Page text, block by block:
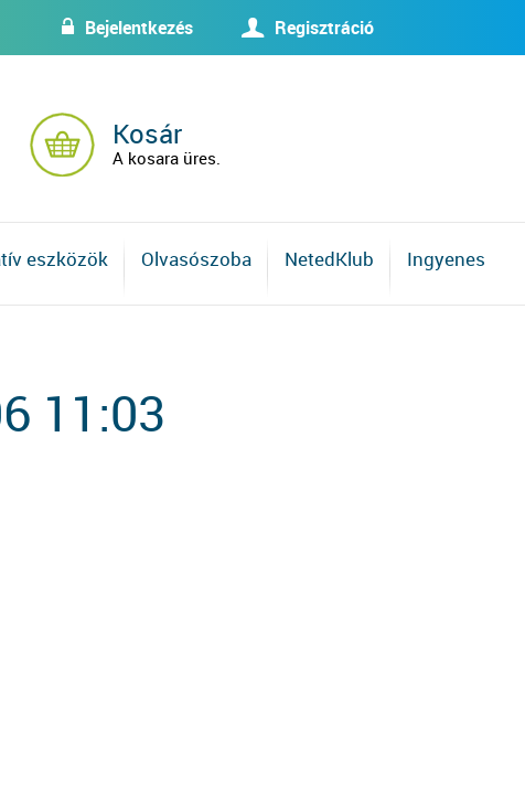
w Bejelentkezés U Regisztráció
Kosár
A kosara üres.
eszközök Olvasószoba NetedKlub Ingyenes
11:03